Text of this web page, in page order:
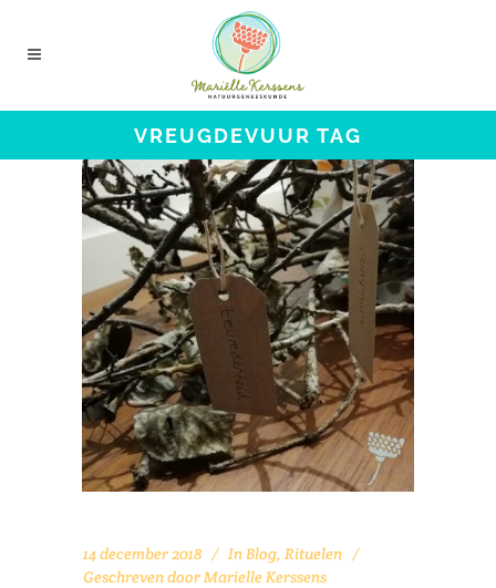
VREUGDEVUUR TAG
14 december 2018 In Blog, Rituelen
Geschreven doorMarielle Kerssens